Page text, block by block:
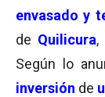
envasado y
de Quilicura,
Según lo
inversión de